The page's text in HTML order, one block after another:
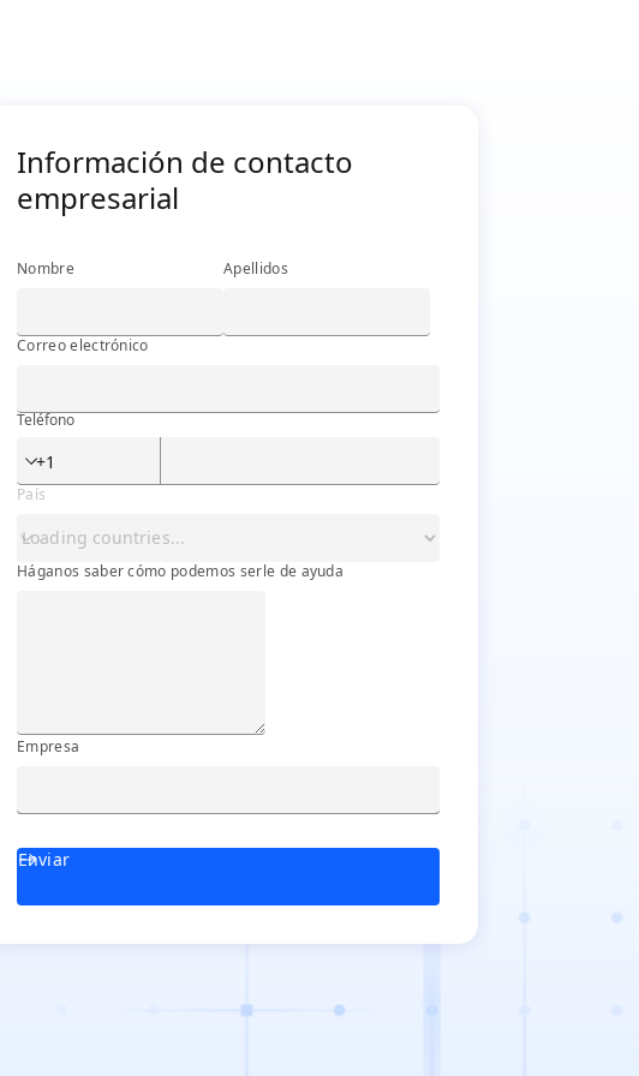
Información de contacto empresarial
Información de contacto
empresarial
Nombre Apellidos
Correo electrónico
Teléfono
País
Háganos saber cómo podemos serle de ayuda
Empresa
Empresa
Enviar